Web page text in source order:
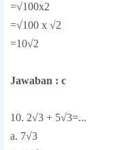
=√100x2
=√100 x √2
=10√2
Jawaban : c
10. 2√3 + 5√3=...
a. 7√3